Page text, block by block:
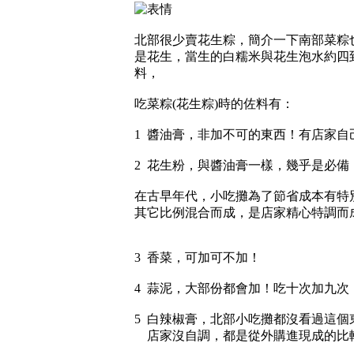
北部很少賣花生粽，簡介一下南部菜
是花生，當生的白糯米與花生泡水約
料，
吃菜粽(花生粽)時的佐料有：
1 醬油膏，非加不可的東西！有店家
2 花生粉，與醬油膏一樣，幾乎是必備
在古早年代，小吃攤為了節省成本有
其它比例混合而成，是店家精心特調而
3 香菜，可加可不加！
4 蒜泥，大部份都會加！吃十次加九次
5 白辣椒膏，北部小吃攤都沒看過這
店家沒自調，都是從外購進現成的比